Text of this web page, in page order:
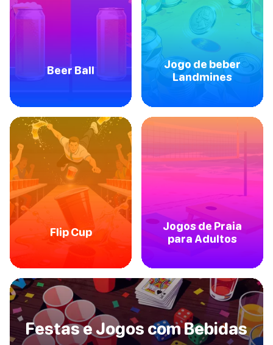
Beer Ball
Jogo de beber
Landmines
Flip Cup
Jogos de Praia
para Adultos
Festas e Jogos com Bebidas